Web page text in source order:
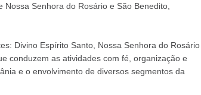
Senhora do Rosário e São Benedito,
Divino Espírito Santo, Nossa Senhora do Rosário
conduzem as atividades com fé, organização e
e o envolvimento de diversos segmentos da